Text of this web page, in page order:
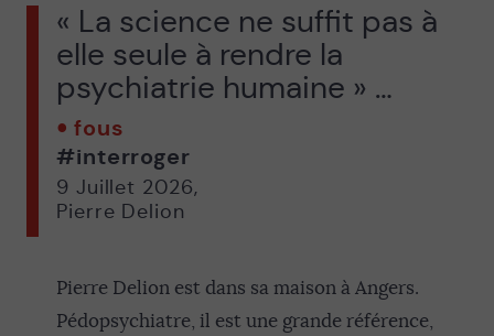
« La science ne suffit pas à
elle seule à rendre la
psychiatrie humaine » …
fous
#interroger
9 Juillet 2026,
Pierre Delion
Pierre Delion est dans sa maison à Angers.
Pédopsychiatre, il est une grande référence,